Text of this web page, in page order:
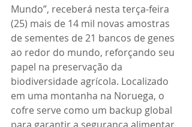
Mundo”, receberá nesta terça-feira
(25) mais de 14 mil novas amostras
de sementes de 21 bancos de genes
ao redor do mundo, reforçando seu
papel na preservação da
biodiversidade agrícola. Localizado
em uma montanha na Noruega, o
cofre serve como um backup global